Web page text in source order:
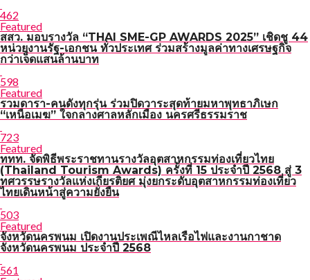
462
Featured
สสว. มอบรางวัล “THAI SME-GP AWARDS 2025” เชิดชู 44
หน่วยงานรัฐ-เอกชน ทั่วประเทศ ร่วมสร้างมูลค่าทางเศรษฐกิจ
กว่าเจ็ดแสนล้านบาท
598
Featured
รวมดารา-คนดังทุกรุ่น ร่วมปิดวาระสุดท้ายมหาพุทธาภิเษก
“เหนือเมฆ” ใจกลางศาลหลักเมือง นครศรีธรรมราช
723
Featured
ททท. จัดพิธีพระราชทานรางวัลอุตสาหกรรมท่องเที่ยวไทย
(Thailand Tourism Awards) ครั้งที่ 15 ประจำปี 2568 สู่ 3
ทศวรรษรางวัลแห่งเกียรติยศ มุ่งยกระดับอุตสาหกรรมท่องเที่ยว
ไทยเดินหน้าสู่ความยั่งยืน
503
Featured
จังหวัดนครพนม เปิดงานประเพณีไหลเรือไฟและงานกาชาด
จังหวัดนครพนม ประจำปี 2568
561